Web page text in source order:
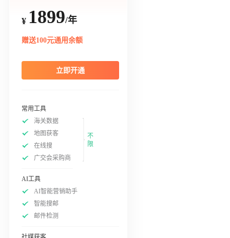
¥ 1899/年
赠送100元通用余额
立即开通
常用工具
海关数据
地图获客
在线搜
广交会采购商
不
限
AI工具
AI智能营销助手
智能搜邮
邮件检测